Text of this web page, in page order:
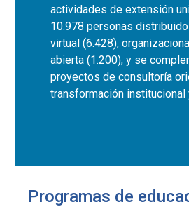
actividades de extensión
10.978 personas
virtual (6.428),
abierta (1.200), y se
proyectos de consultoría
transformación institucional
Programas de